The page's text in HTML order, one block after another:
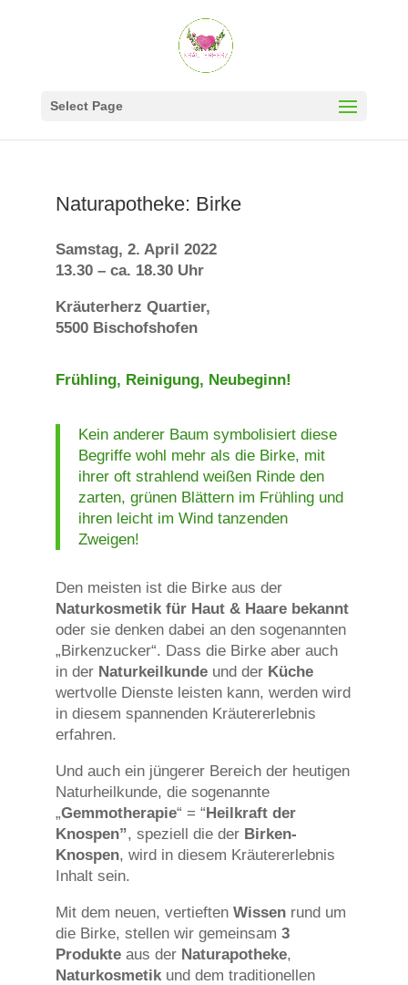
Select Page
Naturapotheke: Birke
Samstag, 2. April 2022
13.30 – ca. 18.30 Uhr
Kräuterherz Quartier,
5500 Bischofshofen
Frühling, Reinigung, Neubeginn!
Kein anderer Baum symbolisiert diese
Begriffe wohl mehr als die Birke, mit
ihrer oft strahlend weißen Rinde den
zarten, grünen Blättern im Frühling und
ihren leicht im Wind tanzenden
Zweigen!
Den meisten ist die Birke aus der
Naturkosmetik für Haut & Haare bekannt
oder sie denken dabei an den sogenannten
„Birkenzucker“. Dass die Birke aber auch
in der Naturkeilkundeund der Küche
wertvolle Dienste leisten kann, werden wird
in diesem spannenden Kräutererlebnis
erfahren.
Und auch ein jüngerer Bereich der heutigen
Naturheilkunde, die sogenannte
„Gemmotherapie“ = “Heilkraft der
Knospen”, speziell die der Birken-
Knospen, wird in diesem Kräutererlebnis
Inhalt sein.
Mit dem neuen, vertieften Wissenrund um
die Birke, stellen wir gemeinsam 3
Produkteaus der Naturapotheke,
Naturkosmetikund dem traditionellen